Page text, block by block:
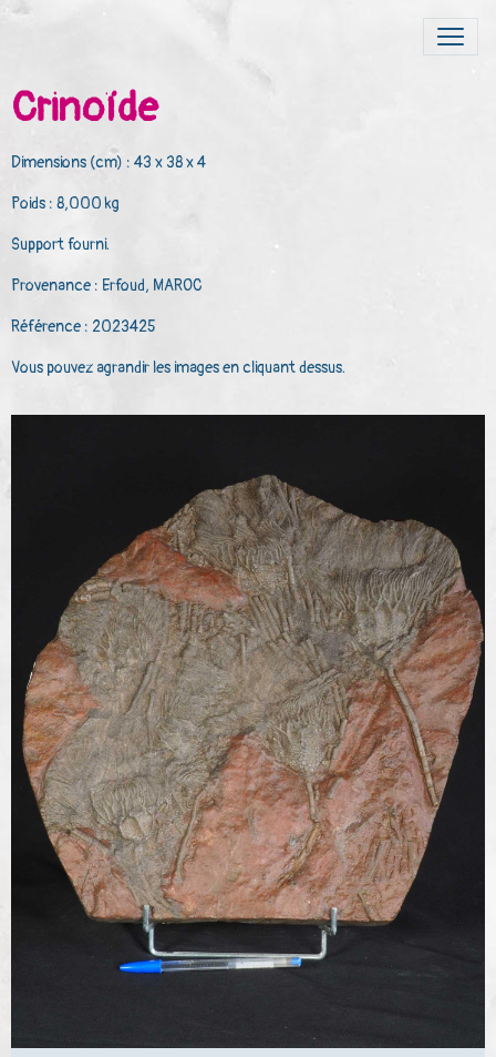
Crinoïde
Dimensions (cm) : 43 x 38 x 4
Poids : 8,000 kg
Support fourni.
Provenance : Erfoud, MAROC
Référence : 2023425
Vous pouvez agrandir les images en cliquant dessus.